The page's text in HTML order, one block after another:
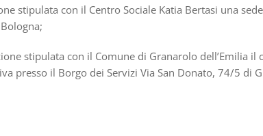
stipulata con il Centro Sociale Katia Bertasi una
stipulata con il Comune di Granarolo dell’Emilia il
presso il Borgo dei Servizi Via San Donato, 74/5 di